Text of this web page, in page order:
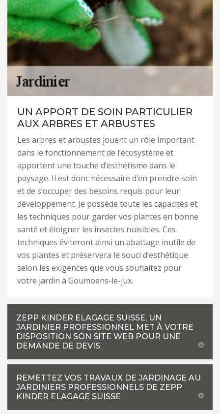
UN APPORT DE SOIN PARTICULIER
AUX ARBRES ET ARBUSTES
Les arbres et arbustes jouent un rôle important
dans le fonctionnement de l’écosystème et
apportent une touche d’esthétisme dans le
paysage. Il est donc nécessaire d’en prendre soin
et de s’occuper des besoins requis pour leur
développement. Je possède toute les capacités et
les techniques pour garder vos plantes en bonne
santé et éloigner les insectes nuisibles. Ces
techniques éviteront ainsi un abattage inutile de
vos plantes et préservera le souci d’esthétique
selon les exigences que vous souhaitez pour
votre jardin à Goumoens-le-jux.
ZEPP KINDER ELAGAGE SUISSE, UN
JARDINIER PROFESSIONNEL MET À VOTRE
DISPOSITION SON SITE WEB POUR UNE
DEMANDE DE DEVIS.
REMETTEZ VOS TRAVAUX DE JARDINAGE AU
JARDINIERS PROFESSIONNELS DE ZEPP
KINDER ELAGAGE SUISSE